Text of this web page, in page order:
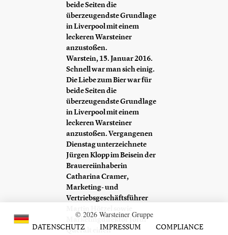
beide Seiten die
überzeugendste Grundlage
in Liverpool mit einem
leckeren Warsteiner
anzustoßen.
Warstein, 15. Januar 2016.
Schnell war man sich einig.
Die Liebe zum Bier war für
beide Seiten die
überzeugendste Grundlage
in Liverpool mit einem
leckeren Warsteiner
anzustoßen. Vergangenen
Dienstag unterzeichnete
Jürgen Klopp im Beisein der
Brauereiinhaberin
Catharina Cramer,
Marketing- und
Vertriebsgeschäftsführer
Marketingdirektor Jordi
Queralt einen
© 2026 Warsteiner Gruppe
DATENSCHUTZ
IMPRESSUM COMPLIANCE